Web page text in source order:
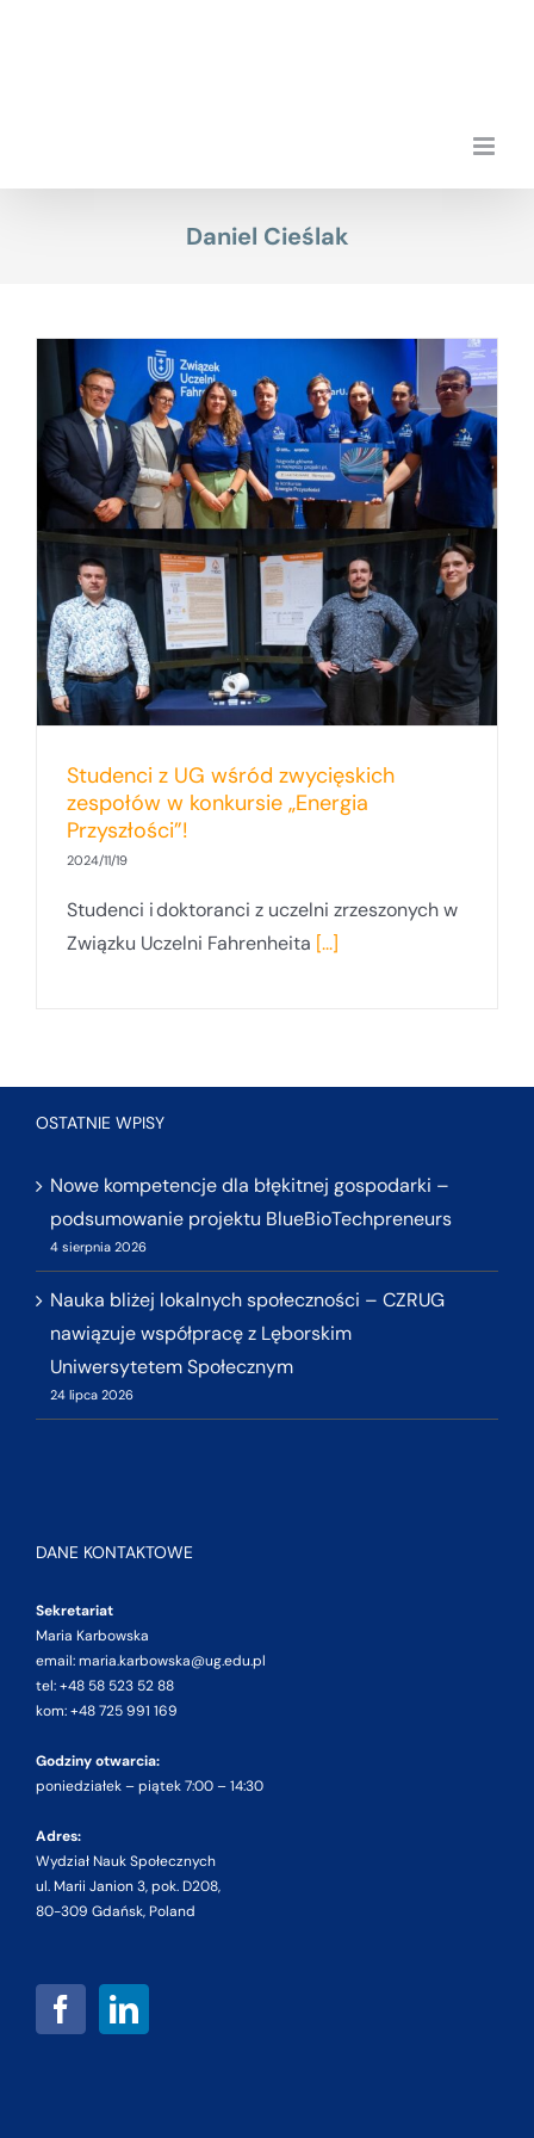
Daniel Cieślak
Studenci z UG wśród zwycięskich
zespołów w konkursie „Energia
Przyszłości”!
2024/11/19
Studenci i doktoranci z uczelni zrzeszonych w
Związku Uczelni Fahrenheita [...]
OSTATNIE WPISY
Nowe kompetencje dla błękitnej gospodarki –
podsumowanie projektu BlueBioTechpreneurs
4 sierpnia 2026
Nauka bliżej lokalnych społeczności – CZRUG
nawiązuje współpracę z Lęborskim
Uniwersytetem Społecznym
24 lipca 2026
DANE KONTAKTOWE
Sekretariat
Maria Karbowska
email: maria.karbowska@ug.edu.pl
tel: +48 58 523 52 88
kom: +48 725 991 169
Godziny otwarcia:
poniedziałek – piątek 7:00 – 14:30
Adres:
Wydział Nauk Społecznych
ul. Marii Janion 3, pok. D208,
80-309 Gdańsk, Poland